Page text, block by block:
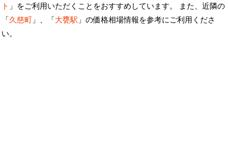
ト 」をご利用いただくことをおすすめしています。 また、近隣の
「久慈町 」、「大甕駅 」の価格相場情報を参考にご利用くださ
い。